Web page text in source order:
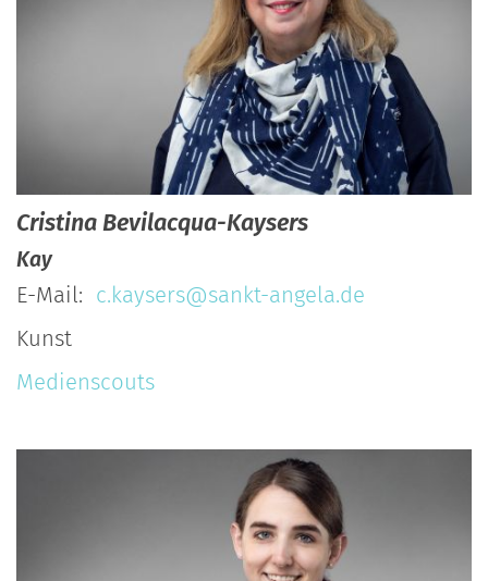
CristinaBevilacqua-Kaysers
Kay
E-Mail: c.kaysers@sankt-angela.de
Kunst
Medienscouts